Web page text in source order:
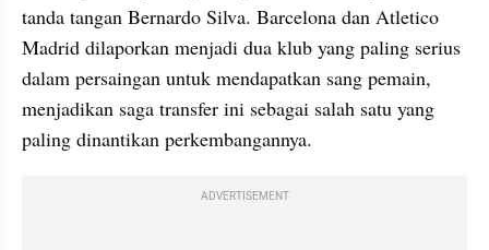
tanda tangan Bernardo Silva. Barcelona dan Atletico
Madrid dilaporkan menjadi dua klub yang paling serius
dalam persaingan untuk mendapatkan sang pemain,
menjadikan saga transfer ini sebagai salah satu yang
paling dinantikan perkembangannya.
ADVERTISEMENT